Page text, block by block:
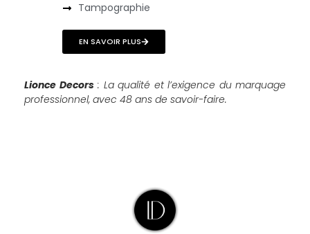
Tampographie
EN SAVOIR PLUS
Lionce Decors: La qualité et l’exigence du marquage
professionnel, avec 48 ans de savoir-faire.